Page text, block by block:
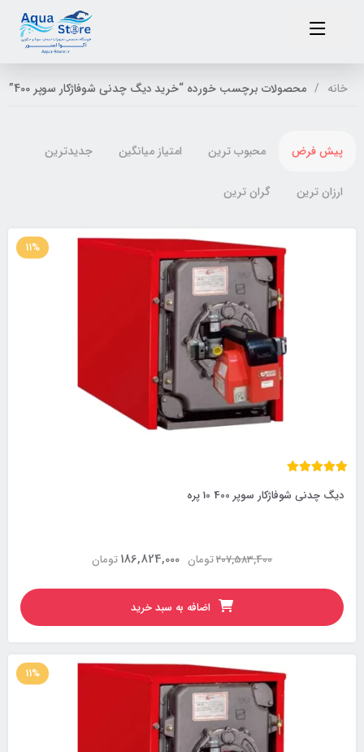
خانه محصولات برچسب خورده “خرید دیگ چدنی شوفاژکار سوپر 400”
پیش فرض محبوب ترین امتیاز میانگین جدیدترین
ارزان ترین گران ترین
11%
دیگ چدنی شوفاژکار سوپر 400 10 پره
تومان207,583,400 تومان186,824,000
اضافه به سبد خرید
11%